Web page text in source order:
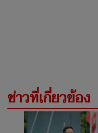
ข่าวที่เกี่ยวข้อง